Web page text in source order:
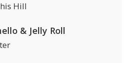
Hill
& Jelly Roll